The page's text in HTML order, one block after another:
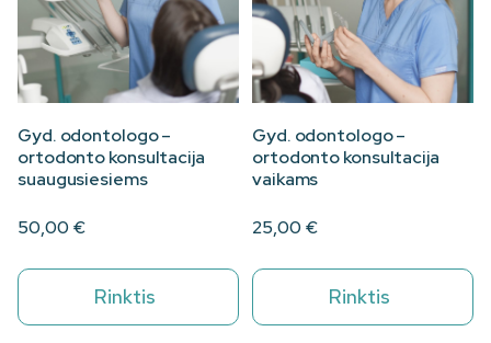
Gyd. odontologo –
ortodonto konsultacija
suaugusiesiems
50,00€
Rinktis
Gyd. odontologo –
ortodonto konsultacija
vaikams
25,00€
Rinktis